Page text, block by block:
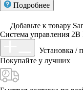
Подробнее
Добавьте к товару
Система управления
Установка /
Покупайте у лучших